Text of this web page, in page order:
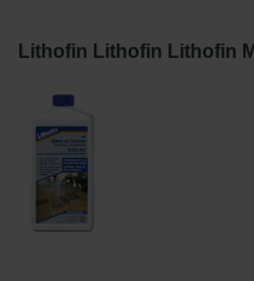
Lithofin Lithofin Lithofin